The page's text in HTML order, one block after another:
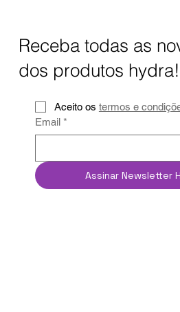
Receba todas as
dos produtos hydra!
Aceito os termos e
Email *
Assinar Newsletter